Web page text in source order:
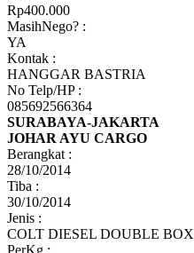
Rp400.000
MasihNego? :
YA
Kontak :
HANGGAR BASTRIA
No Telp/HP :
085692566364
SURABAYA-JAKARTA
JOHAR AYU CARGO
Berangkat :
28/10/2014
Tiba :
30/10/2014
Jenis :
COLT DIESEL DOUBLE BOX
PerKg :